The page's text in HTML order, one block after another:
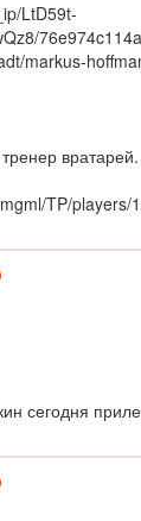
LtD59t-
markus-
вратарей.
TP/players/
сегодня